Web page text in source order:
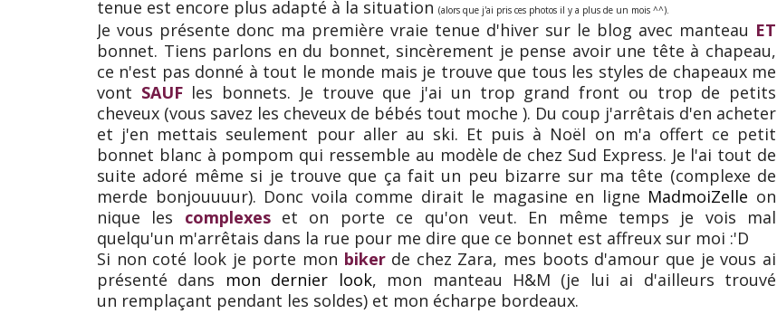
tenue est encore plus adapté à la situation (alors que j'ai pris ces photos il y a plus de un mois ^^).
Je vous présente donc ma première vraie tenue d'hiver sur le blog avec manteau ET
bonnet. Tiens parlons en du bonnet, sincèrement je pense avoir une tête à chapeau,
ce n'est pas donné à tout le monde mais je trouve que tous les styles de chapeaux me
vont SAUFles bonnets. Je trouve que j'ai un trop grand front ou trop de petits
cheveux (vous savez les cheveux de bébés tout moche ). Du coup j'arrêtais d'en acheter
et j'en mettais seulement pour aller au ski. Et puis à Noël on m'a offert ce petit
bonnet blanc à pompom qui ressemble au modèle de chez Sud Express. Je l'ai tout de
suite adoré même si je trouve que ça fait un peu bizarre sur ma tête (complexe de
merde bonjouuuur). Donc voila comme dirait le magasine en ligne MadmoiZelle on
nique les complexeset on porte ce qu'on veut. En même temps je vois mal
quelqu'un m'arrêtais dans la rue pour me dire que ce bonnet est affreux sur moi :'D
Si non coté look je porte mon bikerde chez Zara, mes boots d'amour que je vous ai
présenté dans mon dernier look, mon manteau H&M (je lui ai d'ailleurs trouvé
un remplaçant pendant les soldes) et mon écharpe bordeaux.